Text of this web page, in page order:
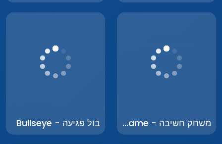
משחק חשיבה - Thinking Game בול פגיעה - Bullseye